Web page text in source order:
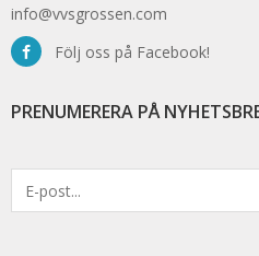
info@vvsgrossen.com
Följ oss på Facebook!
PRENUMERERA PÅ